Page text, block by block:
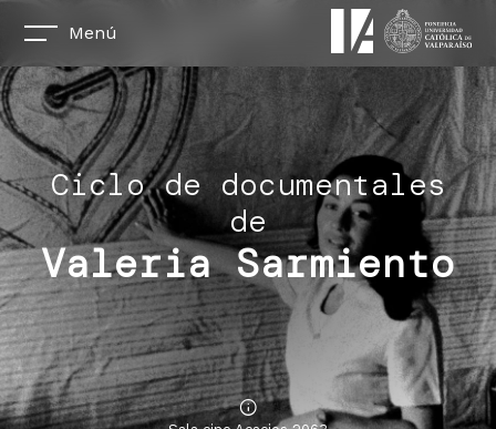
Menú
Ciclo de documentales
de
Valeria Sarmiento